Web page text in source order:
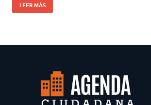
LEER MÁS